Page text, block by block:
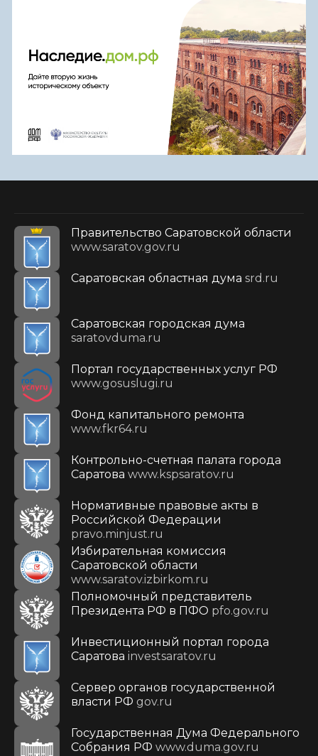
Правительство Саратовской области
www.saratov.gov.ru
Саратовская областная дума srd.ru
Саратовская городская дума
saratovduma.ru
Портал государственных услуг РФ
www.gosuslugi.ru
Фонд капитального ремонта
www.fkr64.ru
Контрольно-счетная палата города
Саратова www.kspsaratov.ru
Нормативные правовые акты в
Российской Федерации
pravo.minjust.ru
Избирательная комиссия
Саратовской области
www.saratov.izbirkom.ru
Полномочный представитель
Президента РФ в ПФО pfo.gov.ru
Инвестиционный портал города
Саратова investsaratov.ru
Сервер органов государственной
власти РФ gov.ru
Государственная Дума Федерального
Собрания РФ www.duma.gov.ru